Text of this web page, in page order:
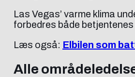
Las Vegas’ varme klima
forbedres både
Læs også: Elbilen som
Alle